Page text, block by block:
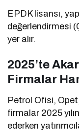
EPDK lisansı,
değerlendirmesi
yer alır.
2025’te
Firmalar
Petrol Ofisi,
firmalar 2025
ederken